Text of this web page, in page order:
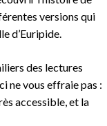
versions qui
d’Euripide.
des lectures
ne vous effraie pas :
accessible, et la